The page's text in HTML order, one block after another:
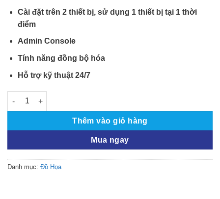
Cài đặt trên 2 thiết bị, sử dụng 1 thiết bị tại 1 thời
điểm
Admin Console
Tính năng đồng bộ hóa
Hỗ trợ kỹ thuật 24/7
Adobe Creative Cloud Pro All Apps for Teams số lượng
Thêm vào giỏ hàng
Mua ngay
Danh mục: Đồ Họa